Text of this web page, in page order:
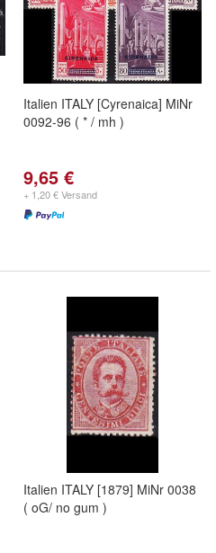
Italien ITALY [Cyrenaica] MiNr
0092-96 ( * / mh )
9,65 €
+ 1,20 € Versand
Italien ITALY [1879] MiNr 0038
( oG/ no gum )